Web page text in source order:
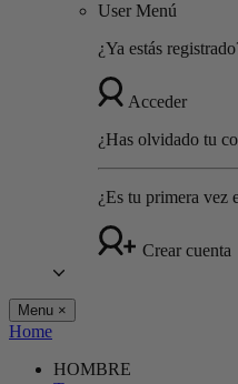
User Menú
¿Ya estás
Acceder
¿Has olvidado tu
¿Es tu primera
Crear cuenta
Menu ×
Home
HOMBRE